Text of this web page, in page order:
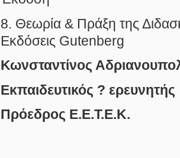
8. Θεωρία & Πράξη της
Εκδόσεις Gutenberg
Κωνσταντίνος
Εκπαιδευτικός ? ερευνητής
Πρόεδρος Ε.Ε.Τ.Ε.Κ.